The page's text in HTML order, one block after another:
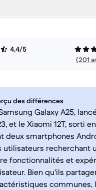
4,4/5
(201
des différences
Galaxy A25,
et le Xiaomi 12T, sorti
deux smartphones
utilisateurs recherchant
fonctionnalités et
Bien qu'ils
communes,